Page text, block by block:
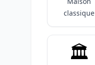
classique
🏛️